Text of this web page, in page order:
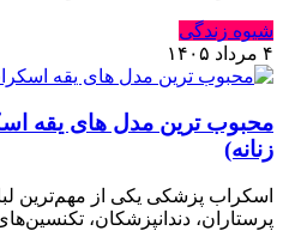
شیوه زندگی
۴ مرداد ۱۴۰۵
محبوب ترین مدل های یقه
زنانه)
اسکراب پزشکی یکی از مهم‌ترین
پرستاران، دندانپزشکان،